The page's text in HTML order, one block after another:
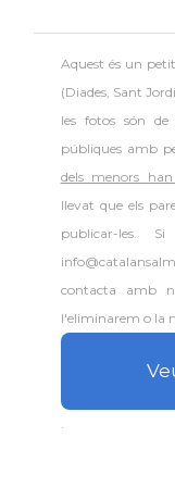
Aquest és un
(Diades, Sant
les fotos són
públiques amb
dels menors han
llevat que els
publicar-les.
contacta amb
l'eliminarem o la